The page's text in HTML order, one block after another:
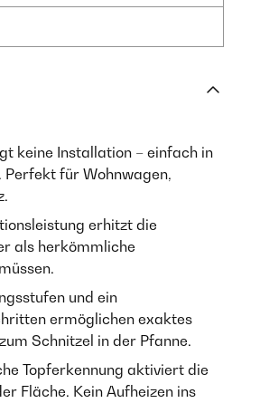
keine Installation – einfach in
für Wohnwagen,
erhitzt die
als herkömmliche
und ein
ermöglichen exaktes
Schnitzel in der Pfanne.
Topferkennung aktiviert die
Fläche. Kein Aufheizen ins